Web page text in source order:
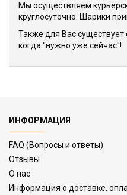
Мы осуществляем
круглосуточно. Шарики
Также для Вас существует
когда "нужно уже сейчас"!
ИНФОРМАЦИЯ
FAQ (Вопросы и ответы)
Отзывы
О нас
Информация о доставке,